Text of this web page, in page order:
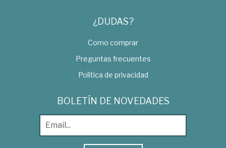
¿DUDAS?
Como comprar
Preguntas frecuentes
Política de privacidad
BOLETÍN DE NOVEDADES